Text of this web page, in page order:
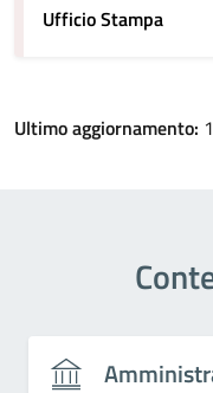
Ufficio Stampa
Ultimo aggiornamento: